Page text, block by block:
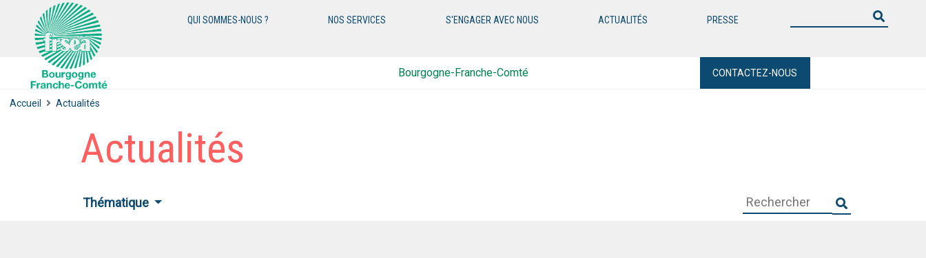
QUI SOMMES-NOUS ? NOS SERVICES S'ENGAGER AVEC NOUS ACTUALITÉS PRESSE
Bourgogne-Franche-Comté CONTACTEZ-NOUS
Accueil Actualités
Actualités
Thématique